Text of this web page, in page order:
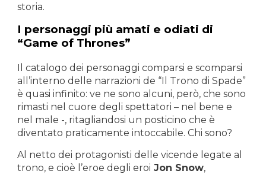
storia.
I personaggi più amati e odiati di
“Game of Thrones”
Il catalogo dei personaggi comparsi e scomparsi
all’interno delle narrazioni de “Il Trono di Spade”
è quasi infinito: ve ne sono alcuni, però, che sono
rimasti nel cuore degli spettatori – nel bene e
nel male -, ritagliandosi un posticino che è
diventato praticamente intoccabile. Chi sono?
Al netto dei protagonisti delle vicende legate al
trono, e cioè l’eroe degli eroi Jon Snow,